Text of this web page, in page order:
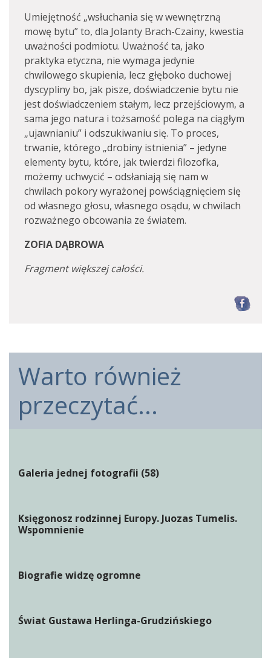
Umiejętność „wsłuchania się w wewnętrzną
mowę bytu” to, dla Jolanty Brach-Czainy, kwestia
uważności podmiotu. Uważność ta, jako
praktyka etyczna, nie wymaga jedynie
chwilowego skupienia, lecz głęboko duchowej
dyscypliny bo, jak pisze, doświadczenie bytu nie
jest doświadczeniem stałym, lecz przejściowym, a
sama jego natura i tożsamość polega na ciągłym
„ujawnianiu” i odszukiwaniu się. To proces,
trwanie, którego „drobiny istnienia” – jedyne
elementy bytu, które, jak twierdzi filozofka,
możemy uchwycić – odsłaniają się nam w
chwilach pokory wyrażonej powściągnięciem się
od własnego głosu, własnego osądu, w chwilach
rozważnego obcowania ze światem.
ZOFIA DĄBROWA
Fragment większej całości.
Warto również
przeczytać...
Galeria jednej fotografii (58)
Księgonosz rodzinnej Europy. Juozas Tumelis.
Wspomnienie
Biografie widzę ogromne
Świat Gustawa Herlinga-Grudzińskiego